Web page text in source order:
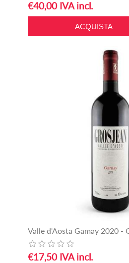
€40,00 IVA incl.
Valle d'Aosta Gamay 2020 -
€17,50 IVA incl.